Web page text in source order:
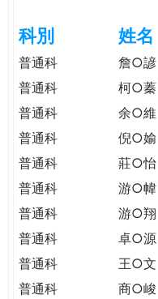
格。
e
r
e
科別 姓名
普通科 詹○諺
普通科
柯○蓁
普通科
余○維
普通科
倪○媮
普通科
莊○怡
普通科
游○幃
普通科
游○翔
普通科
卓○源
普通科
王○文
普通科
商○峻